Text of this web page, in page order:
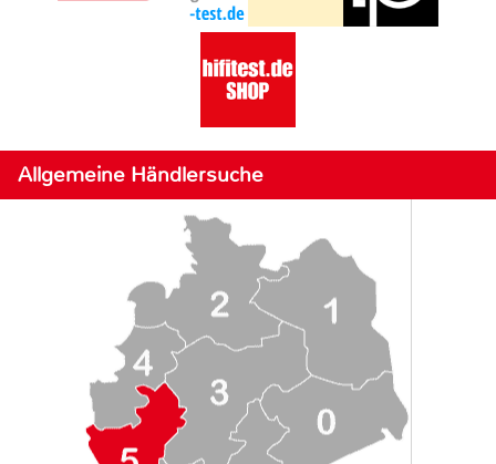
Allgemeine Händlersuche